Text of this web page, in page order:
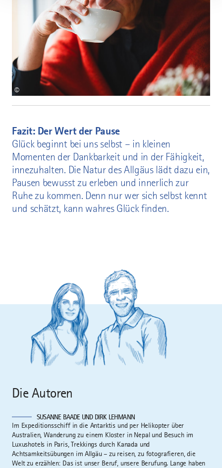
©
Fazit: Der Wert der Pause
Glück beginnt bei uns selbst – in kleinen
Momenten der Dankbarkeit und in der Fähigkeit,
innezuhalten. Die Natur des Allgäus lädt dazu ein,
Pausen bewusst zu erleben und innerlich zur
Ruhe zu kommen. Denn nur wer sich selbst kennt
und schätzt, kann wahres Glück finden.
Die Autoren
SUSANNE BAADE UND DIRK LEHMANN
Im Expeditionsschiff in die Antarktis und per Helikopter über
Australien, Wanderung zu einem Kloster in Nepal und Besuch im
Luxushotels in Paris, Trekkings durch Kanada und
Achtsamkeitsübungen im Allgäu – zu reisen, zu fotografieren, die
Welt zu erzählen: Das ist unser Beruf, unsere Berufung. Lange haben